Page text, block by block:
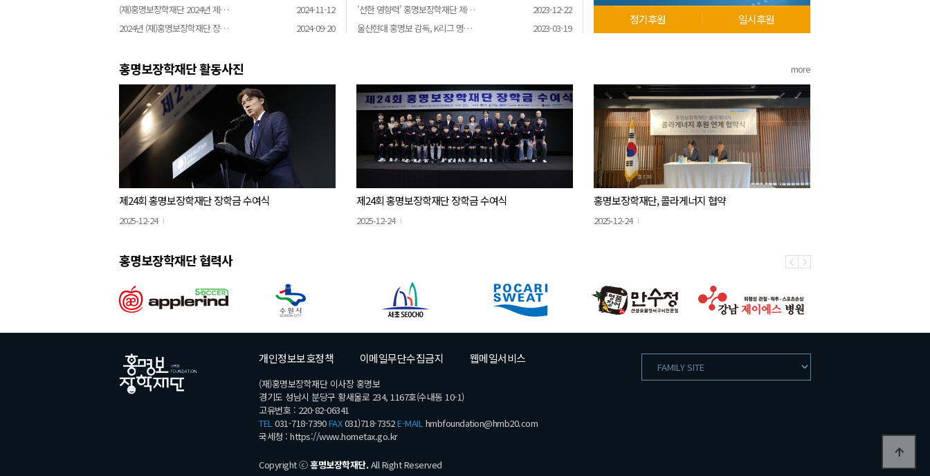
(재)홍명보장학재단 2024년 제…
2024-11-12
2024년 (재)홍명보장학재단 장…
2024-09-20
'선한 영향력' 홍명보장학재단 제…
2023-12-22
울산현대 홍명보 감독, K리그 명…
2023-03-19
정기후원 일시후원
홍명보장학재단 활동사진 more
제24회 홍명보장학재단 장학금 수여식
2025-12-24
제24회 홍명보장학재단 장학금 수여식
2025-12-24
홍명보장학재단, 콜라게너지 협약
2025-12-24
홍명보장학재단 협력사
개인정보보호정책 이메일무단수집금지 웹메일서비스
(재)홍명보장학재단 이사장 홍명보
경기도 성남시 분당구 황새울로 234, 1167호(수내동 10-1)
고유번호 : 220-82-06341
TEL031-718-7390FAX031)718-7352E-MAILhmbfoundation@hmb20.com
국세청 : https://www.hometax.go.kr
Copyright ⓒ홍명보장학재단.All Right Reserved